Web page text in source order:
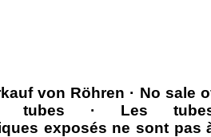
von Röhren · No sale
tubes · Les
exposés ne sont pas